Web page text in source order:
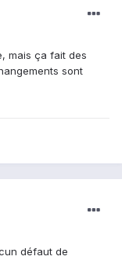
mais ça fait des
sont
défaut de